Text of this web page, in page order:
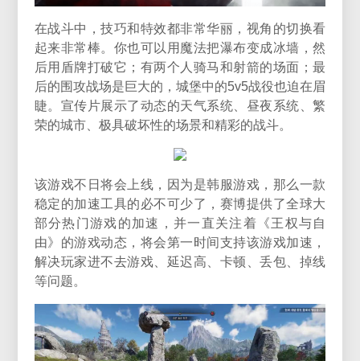
在战斗中，技巧和特效都非常华丽，视角的切换看
起来非常棒。你也可以用魔法把瀑布变成冰墙，然
后用盾牌打破它；有两个人骑马和射箭的场面；最
后的围攻战场是巨大的，城堡中的5v5战役也迫在眉
睫。宣传片展示了动态的天气系统、昼夜系统、繁
荣的城市、极具破坏性的场景和精彩的战斗。
该游戏不日将会上线，因为是韩服游戏，那么一款
稳定的加速工具的必不可少了，赛博提供了全球大
部分热门游戏的加速，并一直关注着《王权与自
由》的游戏动态，将会第一时间支持该游戏加速，
解决玩家进不去游戏、延迟高、卡顿、丢包、掉线
等问题。